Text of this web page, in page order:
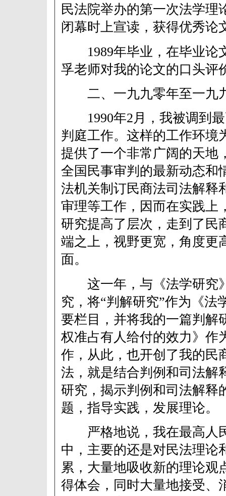
民法院举办的第一次法学理
闭幕时上宣读，获得优秀论
1989年毕业，在毕业论
孚老师对我的论文的口头评
二、一九九零年至一九
1990年2月，我被调到最
判庭工作。这样的工作环境
提供了一个非常广阔的天地
全国民事审判的最新动态和
法机关制订民商法司法解释
审理等工作，因而在实践上
研究提高了层次，走到了民
端之上，视野更宽，角度更
面。
这一年，与《法学研究
究，将“判解研究”作为《法
要栏目，并将我的一篇判解
权准占有人给付的效力》作
作，从此，也开创了我的民
法，就是结合判例和司法解
研究，揭示判例和司法解释
题，指导实践，发展理论。
严格地说，我在最高人
中，主要的还是对民法理论
累，大量地吸收新的理论观
得体会，同时大量地接受、